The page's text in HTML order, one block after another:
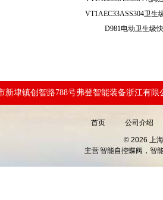
D981电动卫生
新埭镇创智路788号弗登智能装备浙江有限
首页 公司介绍
© 2026 上
主营智能自控蝶阀，智